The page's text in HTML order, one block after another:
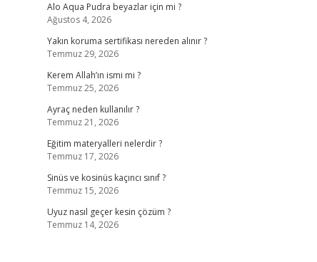
Alo Aqua Pudra beyazlar için mi ?
Ağustos 4, 2026
Yakın koruma sertifikası nereden alınır ?
Temmuz 29, 2026
Kerem Allah’ın ismi mi ?
Temmuz 25, 2026
Ayraç neden kullanılır ?
Temmuz 21, 2026
Eğitim materyalleri nelerdir ?
Temmuz 17, 2026
Sinüs ve kosinüs kaçıncı sınıf ?
Temmuz 15, 2026
Uyuz nasıl geçer kesin çözüm ?
Temmuz 14, 2026